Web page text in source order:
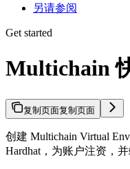
另请参阅
Get started
Multichain
复制页面复制页面
创建 Multichain Virtual
Hardhat，为账户注资，